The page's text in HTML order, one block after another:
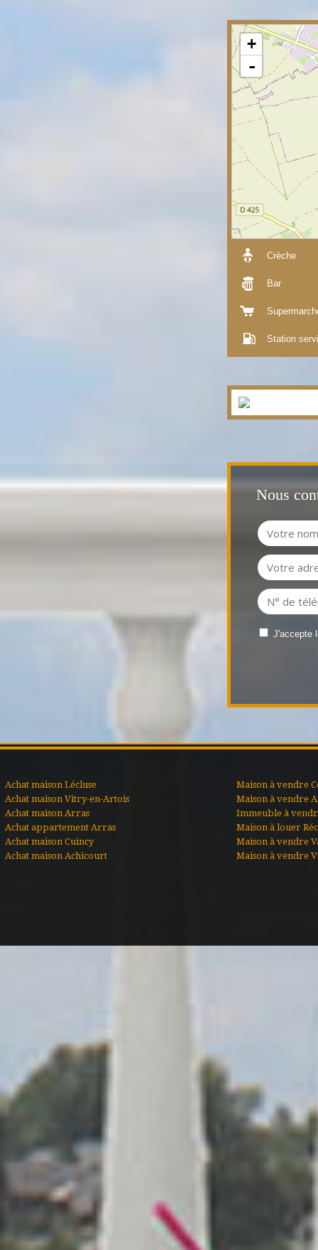
+
-
Crèche
Bar
Station
Nous
J'accepte
Achat maison Lécluse
Achat maison Vitry-en-Artois
Achat maison Arras
Achat appartement Arras
Achat maison Cuincy
Achat maison Achicourt
Maison à vendre
Maison à vendre
Immeuble à
Maison à louer
Maison à vendre
Maison à vendre